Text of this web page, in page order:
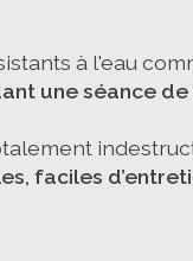
à l'eau
une séance de
faciles